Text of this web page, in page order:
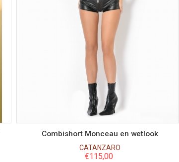
Couleur
Taille
M
Combishort Monceau en wetlook
CATANZARO
€115,00